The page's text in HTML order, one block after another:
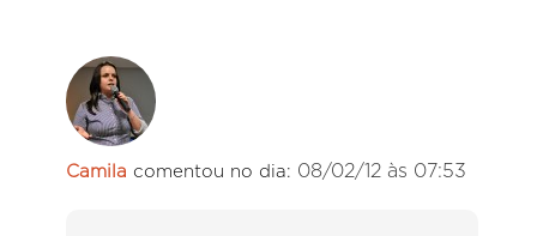
Camila comentou no dia: 08/02/12 às 07:53